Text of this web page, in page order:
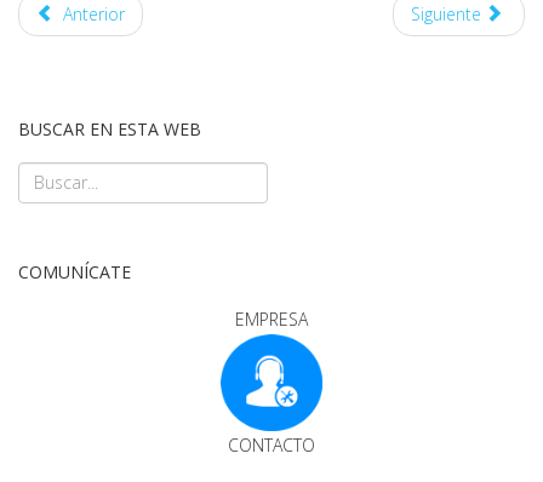
Anterior Siguiente
BUSCAR EN ESTA WEB
COMUNÍCATE
EMPRESA
CONTACTO